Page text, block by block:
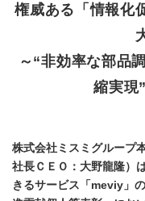
権威ある「情報化
～“非効率な部品
縮実現
株式会社ミスミグループ
社長ＣＥＯ：大野龍隆）
きるサービス「meviy」